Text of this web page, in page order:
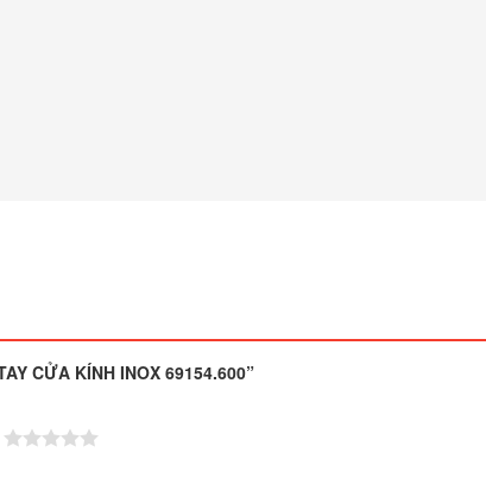
CỬA KÍNH INOX 69154.600”